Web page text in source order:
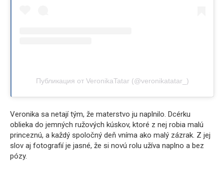
Публикация от VeronikaTatar (@veronikatatar_)
Veronika sa netají tým, že materstvo ju naplnilo. Dcérku
oblieka do jemných ružových kúskov, ktoré z nej robia malú
princeznú, a každý spoločný deň vníma ako malý zázrak. Z jej
slov aj fotografií je jasné, že si novú rolu užíva naplno a bez
pózy.